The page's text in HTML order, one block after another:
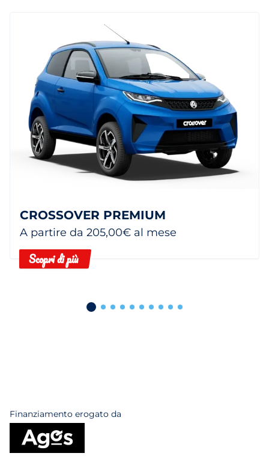
CROSSOVER PREMIUM
A partire da 205,00€ al mese
Scopri di più
Finanziamento erogato da